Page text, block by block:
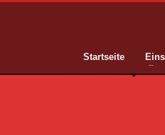
Startseite